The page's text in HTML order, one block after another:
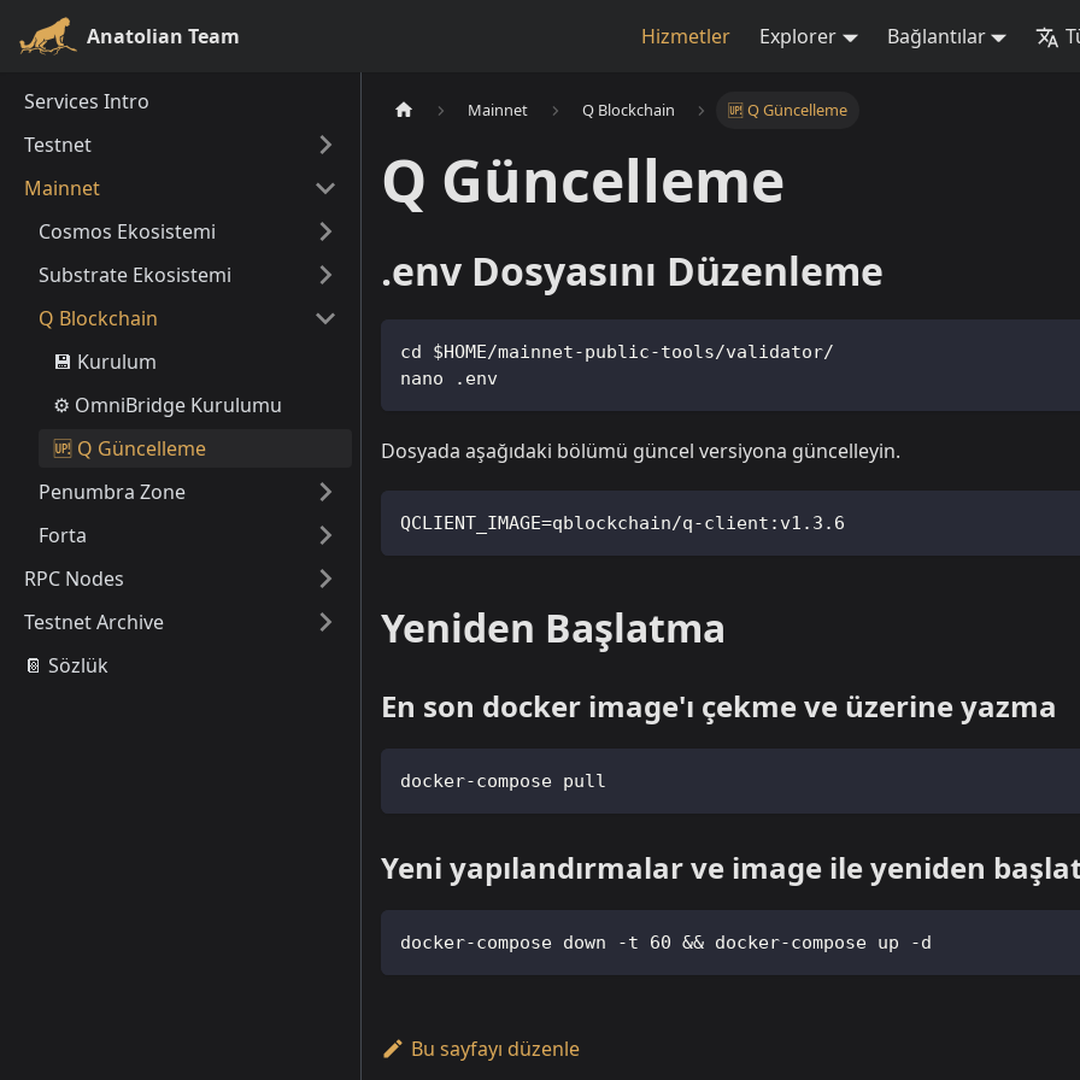
Anatolian Team Hizmetler Explorer Bağlantılar
Services Intro
Testnet
Mainnet
Cosmos Ekosistemi
Substrate Ekosistemi
Q Blockchain
💾 Kurulum
⚙️ OmniBridge Kurulumu
🆙 Q Güncelleme
Penumbra Zone
Forta
RPC Nodes
Testnet Archive
📔 Sözlük
Mainnet Q Blockchain 🆙 Q Güncelleme
Q Güncelleme
.env Dosyasını Düzenleme
cd $HOME/mainnet-public-tools/validator/
nano .env
Dosyada aşağıdaki bölümü güncel versiyona güncelleyin.
QCLIENT_IMAGE=qblockchain/q-client:v1.3.6
Yeniden Başlatma
En son docker image'ı çekme ve üzerine yazma
docker-compose pull
Yeni yapılandırmalar ve image ile yeniden
docker-compose down -t 60 && docker-compose up -d
Bu sayfayı düzenle